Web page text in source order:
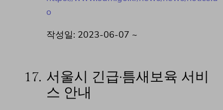
o
작성일: 2023-06-07 ~
17. 서울시 긴급·틈새보육 서비
스 안내